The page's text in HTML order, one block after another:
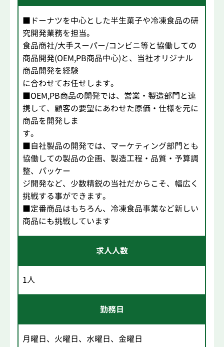
■ドーナツを中心とした半生菓子や冷凍食品の研
究開発業務を担当。
食品商社/大手スーパー/コンビニ等と協働しての
商品開発(OEM,PB商品中心)と、当社オリジナル
商品開発を経験
に合わせてお任せします。
■OEM,PB商品の開発では、営業・製造部門と連
携して、顧客の要望にあわせた原価・仕様を元に
商品を開発しま
す。
■自社製品の開発では、マーケティング部門とも
協働しての製品の企画、製造工程・品質・予算調
整、パッケー
ジ開発など、少数精鋭の当社だからこそ、幅広く
挑戦する事ができます。
■定番商品はもちろん、冷凍食品事業など新しい
商品にも挑戦しています
求人人数
1人
勤務日
月曜日、火曜日、水曜日、金曜日